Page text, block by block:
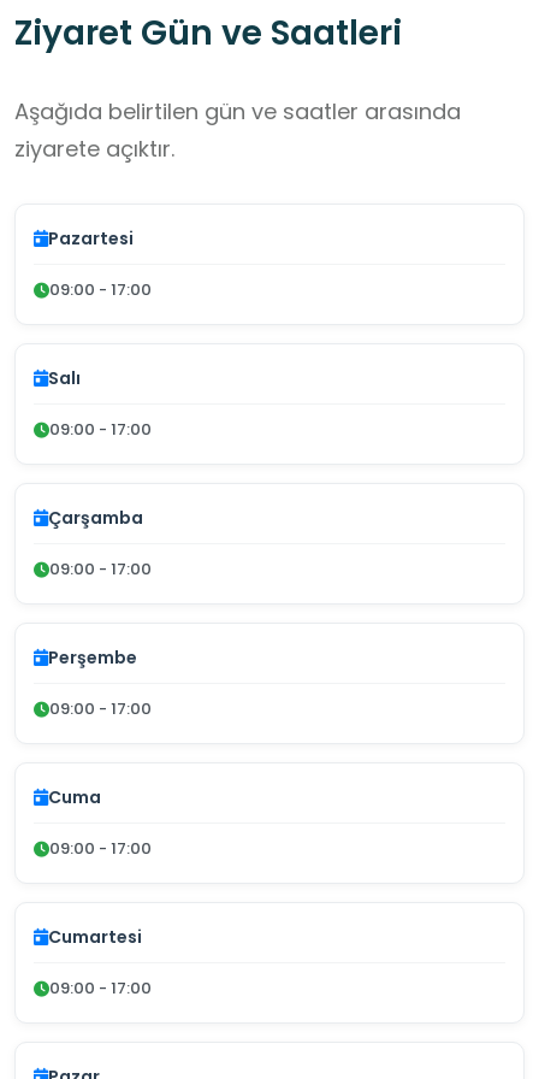
Ziyaret Gün ve Saatleri
Aşağıda belirtilen gün ve saatler arasında
ziyarete açıktır.
Pazartesi
09:00 - 17:00
Salı
09:00 - 17:00
Çarşamba
09:00 - 17:00
Perşembe
09:00 - 17:00
Cuma
09:00 - 17:00
Cumartesi
09:00 - 17:00